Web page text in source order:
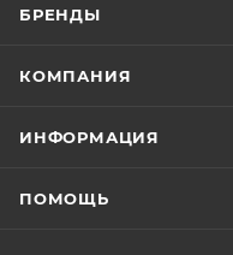
БРЕНДЫ
КОМПАНИЯ
ИНФОРМАЦИЯ
ПОМОЩЬ